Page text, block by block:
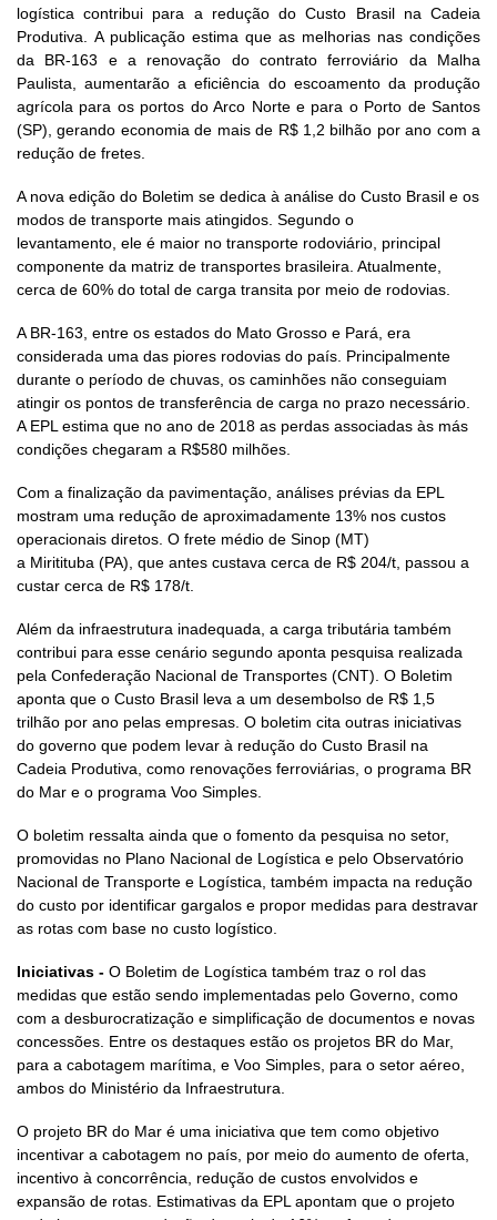
logística contribui para a redução do Custo Brasil na Cadeia
Produtiva. A publicação estima que as melhorias nas condições
da BR-163 e a renovação do contrato ferroviário da Malha
Paulista, aumentarão a eficiência do escoamento da produção
agrícola para os portos do Arco Norte e para o Porto de Santos
(SP), gerando economia de mais de R$ 1,2 bilhão por ano com a
redução de fretes.
A nova edição do Boletim se dedica à análise do Custo Brasil e os
modos de transporte mais atingidos. Segundo o
levantamento, ele é maior no transporte rodoviário, principal
componente da matriz de transportes brasileira. Atualmente,
cerca de 60% do total de carga transita por meio de rodovias.
A BR-163, entre os estados do Mato Grosso e Pará, era
considerada uma das piores rodovias do país. Principalmente
durante o período de chuvas, os caminhões não conseguiam
atingir os pontos de transferência de carga no prazo necessário.
A EPL estima que no ano de 2018 as perdas associadas às más
condições chegaram a R$580 milhões.
Com a finalização da pavimentação, análises prévias da EPL
mostram uma redução de aproximadamente 13% nos custos
operacionais diretos. O frete médio de Sinop (MT)
a Miritituba (PA), que antes custava cerca de R$ 204/t, passou a
custar cerca de R$ 178/t.
Além da infraestrutura inadequada, a carga tributária também
contribui para esse cenário segundo aponta pesquisa realizada
pela Confederação Nacional de Transportes (CNT). O Boletim
aponta que o Custo Brasil leva a um desembolso de R$ 1,5
trilhão por ano pelas empresas. O boletim cita outras iniciativas
do governo que podem levar à redução do Custo Brasil na
Cadeia Produtiva, como renovações ferroviárias, o programa BR
do Mar e o programa Voo Simples.
O boletim ressalta ainda que o fomento da pesquisa no setor,
promovidas no Plano Nacional de Logística e pelo Observatório
Nacional de Transporte e Logística, também impacta na redução
do custo por identificar gargalos e propor medidas para destravar
as rotas com base no custo logístico.
Iniciativas - O Boletim de Logística também traz o rol das
medidas que estão sendo implementadas pelo Governo, como
com a desburocratização e simplificação de documentos e novas
concessões. Entre os destaques estão os projetos BR do Mar,
para a cabotagem marítima, e Voo Simples, para o setor aéreo,
ambos do Ministério da Infraestrutura.
O projeto BR do Mar é uma iniciativa que tem como objetivo
incentivar a cabotagem no país, por meio do aumento de oferta,
incentivo à concorrência, redução de custos envolvidos e
expansão de rotas. Estimativas da EPL apontam que o projeto